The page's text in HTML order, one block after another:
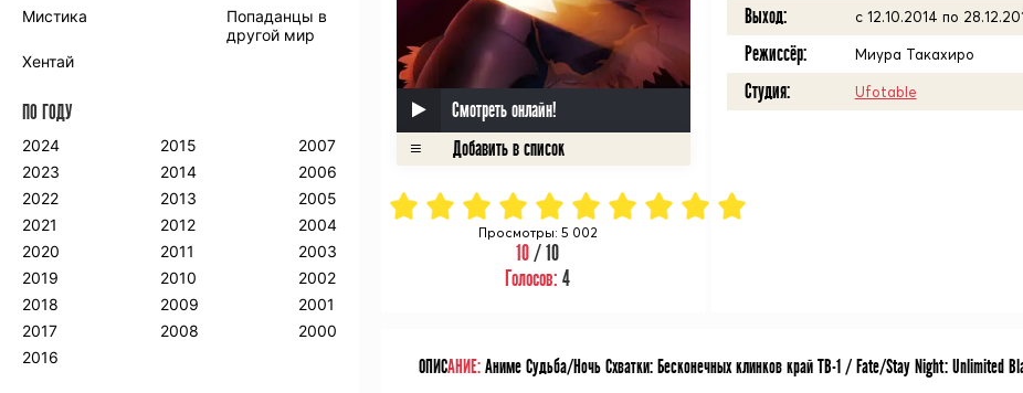
Смотреть онлайн!
Просмотры: 5 002
10/ 10
Голосов:4
Выход: c 12.10.2014 по
Режиссёр: Миура Такахиро
Студия: Ufotable
ОПИСАНИЕ:Аниме Судьба/Ночь Схватки: Бесконечных клинков край ТВ-1 / Fate/Stay Night: Unlimited
Мистика
Попаданцы в
другой мир
Хентай
ПО ГОДУ
2024
2023
2022
2021
2020
2019
2018
2017
2016
2015
2014
2013
2012
2011
2010
2009
2008
2007
2006
2005
2004
2003
2002
2001
2000